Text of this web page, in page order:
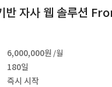
반 자사 웹 솔루션
6,000,000원 /월
180일
즉시 시작